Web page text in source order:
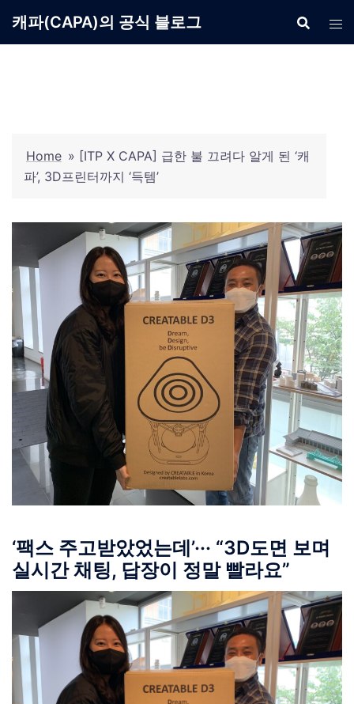
캐파(CAPA)의 공식 블로그
Home » [ITP X CAPA] 급한 불 끄려다 알게 된 ‘캐
파’, 3D프린터까지 ‘득템’
‘팩스 주고받았었는데’··· “3D도면 보며
실시간 채팅, 답장이 정말 빨라요”